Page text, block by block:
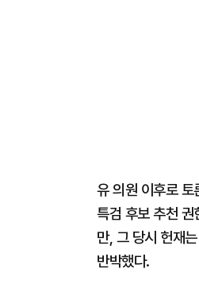
유 의원 이후로
특검 후보 추천 권
만, 그 당시 헌재
반박했다.